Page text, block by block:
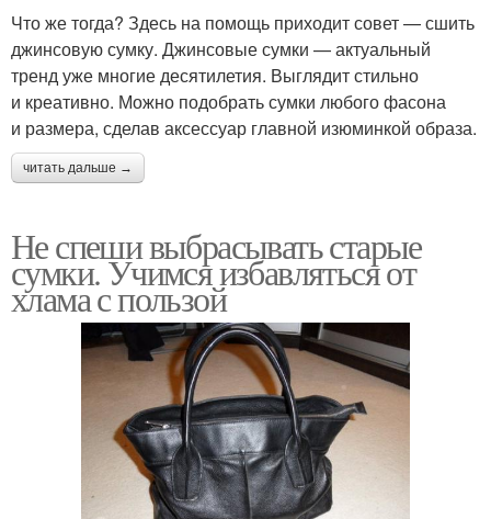
Что же тогда? Здесь на помощь приходит совет — сшить
джинсовую сумку. Джинсовые сумки — актуальный
тренд уже многие десятилетия. Выглядит стильно
и креативно. Можно подобрать сумки любого фасона
и размера, сделав аксессуар главной изюминкой образа.
читать дальше →
Не спеши выбрасывать старые
сумки. Учимся избавляться от
хлама с пользой